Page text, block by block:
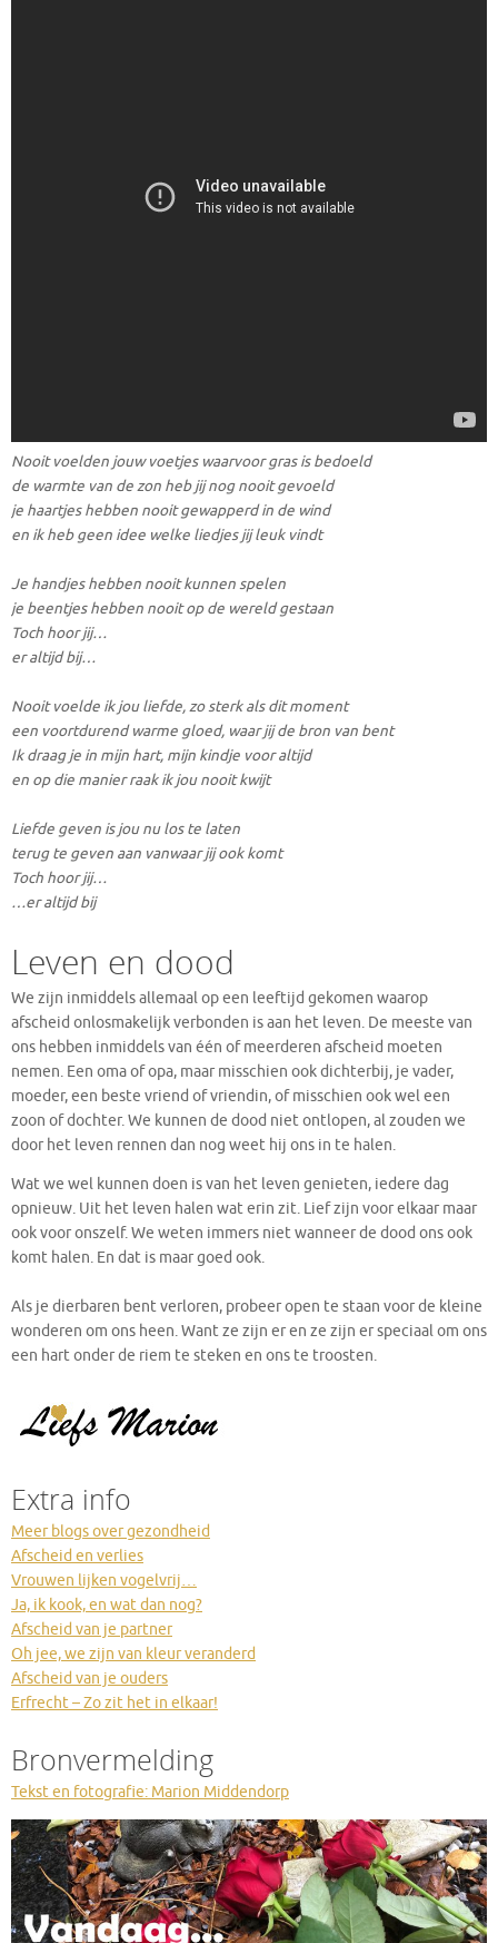
Nooit voelden jouw voetjes waarvoor gras is bedoeld
de warmte van de zon heb jij nog nooit gevoeld
je haartjes hebben nooit gewapperd in de wind
en ik heb geen idee welke liedjes jij leuk vindt
Je handjes hebben nooit kunnen spelen
je beentjes hebben nooit op de wereld gestaan
Toch hoor jij…
er altijd bij…
Nooit voelde ik jou liefde, zo sterk als dit moment
een voortdurend warme gloed, waar jij de bron van bent
Ik draag je in mijn hart, mijn kindje voor altijd
en op die manier raak ik jou nooit kwijt
Liefde geven is jou nu los te laten
terug te geven aan vanwaar jij ook komt
Toch hoor jij…
…er altijd bij
Leven en dood
We zijn inmiddels allemaal op een leeftijd gekomen waarop
afscheid onlosmakelijk verbonden is aan het leven. De meeste van
ons hebben inmiddels van één of meerderen afscheid moeten
nemen. Een oma of opa, maar misschien ook dichterbij, je vader,
moeder, een beste vriend of vriendin, of misschien ook wel een
zoon of dochter. We kunnen de dood niet ontlopen, al zouden we
door het leven rennen dan nog weet hij ons in te halen.
Wat we wel kunnen doen is van het leven genieten, iedere dag
opnieuw. Uit het leven halen wat erin zit. Lief zijn voor elkaar maar
ook voor onszelf. We weten immers niet wanneer de dood ons ook
komt halen. En dat is maar goed ook.
Als je dierbaren bent verloren, probeer open te staan voor de kleine
wonderen om ons heen. Want ze zijn er en ze zijn er speciaal om ons
een hart onder de riem te steken en ons te troosten.
Extra info
Meer blogs over gezondheid
Afscheid en verlies
Vrouwen lijken vogelvrij…
Ja, ik kook, en wat dan nog?
Afscheid van je partner
Oh jee, we zijn van kleur veranderd
Afscheid van je ouders
Erfrecht – Zo zit het in elkaar!
Bronvermelding
Tekst en fotografie: Marion Middendorp